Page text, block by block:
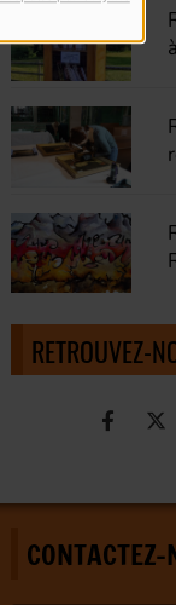
RETROUVEZ-
CONTACTEZ-